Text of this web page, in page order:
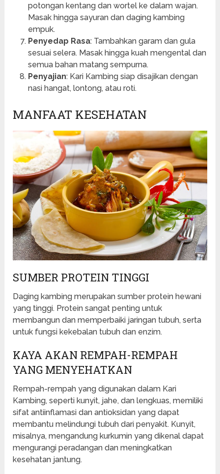
potongan kentang dan wortel ke dalam wajan.
Masak hingga sayuran dan daging kambing
empuk.
Penyedap Rasa: Tambahkan garam dan gula
sesuai selera. Masak hingga kuah mengental dan
semua bahan matang sempurna.
Penyajian: Kari Kambing siap disajikan dengan
nasi hangat, lontong, atau roti.
MANFAAT KESEHATAN
SUMBER PROTEIN TINGGI
Daging kambing merupakan sumber protein hewani
yang tinggi. Protein sangat penting untuk
membangun dan memperbaiki jaringan tubuh, serta
untuk fungsi kekebalan tubuh dan enzim.
KAYA AKAN REMPAH-REMPAH
YANG MENYEHATKAN
Rempah-rempah yang digunakan dalam Kari
Kambing, seperti kunyit, jahe, dan lengkuas, memiliki
sifat antiinflamasi dan antioksidan yang dapat
membantu melindungi tubuh dari penyakit. Kunyit,
misalnya, mengandung kurkumin yang dikenal dapat
mengurangi peradangan dan meningkatkan
kesehatan jantung.